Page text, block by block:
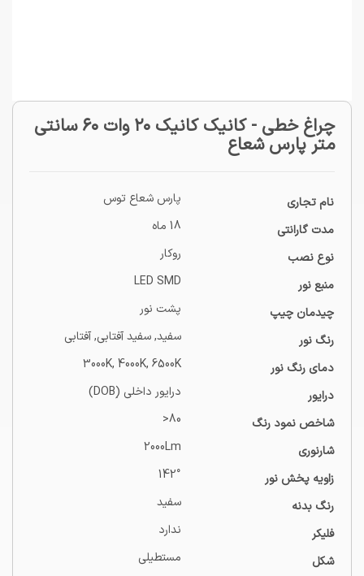
چراغ خطی - کانیک کانیک ۲۰ وات ۶۰ سانتی
متر پارس شعاع
نام تجاری
پارس شعاع توس
مدت گارانتی
18 ماه
نوع نصب
روکار
منبع نور
LED SMD
چیدمان چیپ
پشت نور
رنگ نور
سفید, سفید آفتابی, آفتابی
دمای رنگ نور
3000K, 4000K, 6500K
درایور
درایور داخلی (ِDOB)
شاخص نمود رنگ
80<
شارنوری
2000Lm
زاویه پخش نور
142°
رنگ بدنه
سفید
فلیکر
ندارد
شکل
مستطیلی